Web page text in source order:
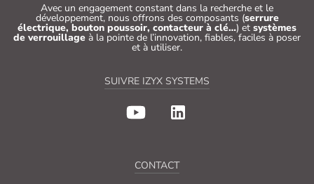
Avec un engagement constant dans la recherche et le
développement, nous offrons des composants (serrure
électrique, bouton poussoir, contacteur à clé…) et systèmes
de verrouillage à la pointe de l’innovation, fiables, faciles à poser
et à utiliser.
SUIVRE IZYX SYSTEMS
CONTACT